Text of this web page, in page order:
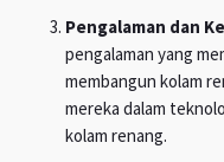
Pengalaman dan
pengalaman yang
membangun kolam
mereka dalam
kolam renang.